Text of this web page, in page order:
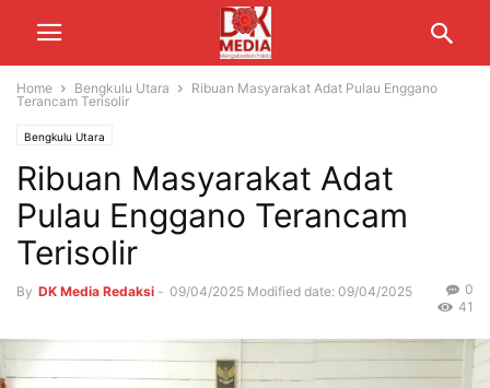
Home Bengkulu Utara
Ribuan Masyarakat Adat Pulau Enggano
Terancam Terisolir
Bengkulu Utara
Ribuan Masyarakat Adat
Pulau Enggano Terancam
Terisolir
By DK Media Redaksi - 09/04/2025 Modified date: 09/04/2025
0
41